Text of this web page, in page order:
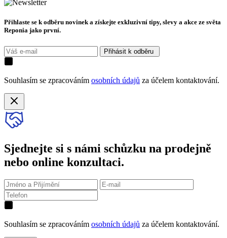
Přihlaste se k odběru novinek a získejte exkluzivní tipy, slevy a akce ze světa
Reponia jako první.
Přihásit k odběru
Souhlasím se zpracováním osobních údajů za účelem kontaktování.
Sjednejte si s námi schůzku na prodejně
nebo online konzultaci.
Souhlasím se zpracováním osobních údajů za účelem kontaktování.